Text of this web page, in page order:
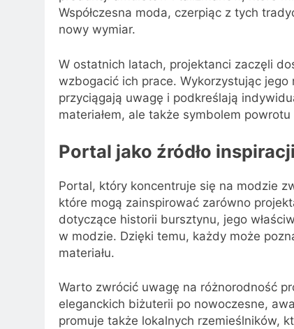
Współczesna moda, czerpiąc z tych
nowy wymiar.
W ostatnich latach, projektanci zaczęli
wzbogacić ich prace. Wykorzystując
przyciągają uwagę i podkreślają
materiałem, ale także symbolem
Portal jako źródło inspiracji
Portal, który koncentruje się na modzie
które mogą zainspirować zarówno
dotyczące historii bursztynu, jego
w modzie. Dzięki temu, każdy może
materiału.
Warto zwrócić uwagę na różnorodność
eleganckich biżuterii po nowoczesne,
promuje także lokalnych rzemieślników,